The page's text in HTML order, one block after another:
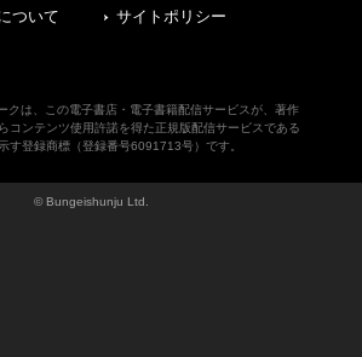
ついて
サイトポリシー
クは、この電子書店・電子書籍配信サービスが、著作
コンテンツ使用許諾を得た正規版配信サービスである
す登録商標（登録番号6091713号）です。
© Bungeishunju Ltd.